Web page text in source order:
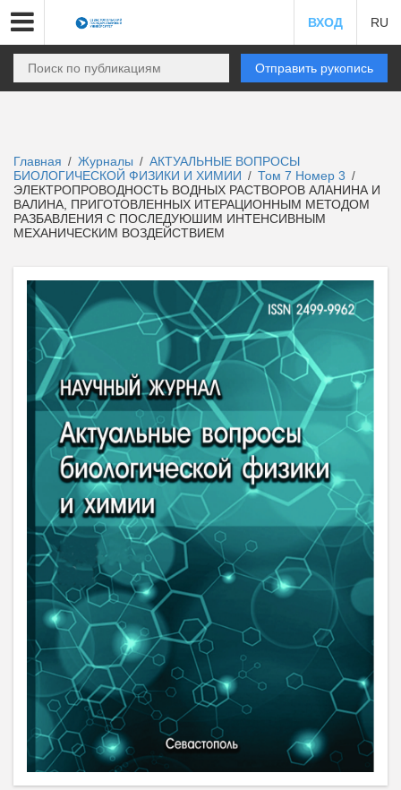
ВХОД RU
Отправить рукопись
Главная / Журналы / АКТУАЛЬНЫЕ ВОПРОСЫ
БИОЛОГИЧЕСКОЙ ФИЗИКИ И ХИМИИ / Том 7 Номер 3 /
ЭЛЕКТРОПРОВОДНОСТЬ ВОДНЫХ РАСТВОРОВ АЛАНИНА И
ВАЛИНА, ПРИГОТОВЛЕННЫХ ИТЕРАЦИОННЫМ МЕТОДОМ
РАЗБАВЛЕНИЯ С ПОСЛЕДУЮШИМ ИНТЕНСИВНЫМ
МЕХАНИЧЕСКИМ ВОЗДЕЙСТВИЕМ